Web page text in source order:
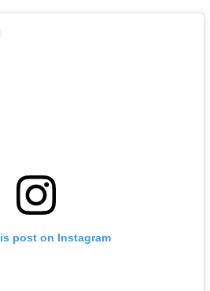
post on Instagram